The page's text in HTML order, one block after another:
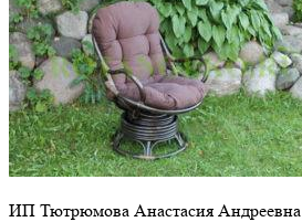
ИП Тютрюмова Анастасия Андреевна